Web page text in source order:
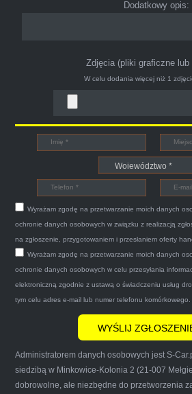
Witam,ja jestem bardzo
Car.pl sprzedałam swoją
tego samego dnia miły grzeczny
po trzech godzinach autolawetą
zapakował auto wypisał
gotówkę.Zdecydowanie mogę
mnie do skorzystania z ich usług
że są na FACEBOOKU i każdy
wyrazić opinię na ich temat.
Dodatkowy opis:
Zdjęcia (pliki graficzne lub
W celu dodania więcej niż 1
Wyrażam zgodę na przetwarzanie moich danych
ochronie danych osobowych w związku z realizacją
na zgłoszenie, przygotowaniem i przesłaniem oferty
Wyrażam zgodę na przetwarzanie moich danych
ochronie danych osobowych w celu przesyłania
elektroniczną zgodnie z ustawą o świadczeniu usług
tym celu adres e-mail lub numer telefonu komórkowego.
Administratorem danych osobowych jest S-
siedzibą w Minkowice-Kolonia 2 (21-007
dobrowolne, ale niezbędne do przetworzenia